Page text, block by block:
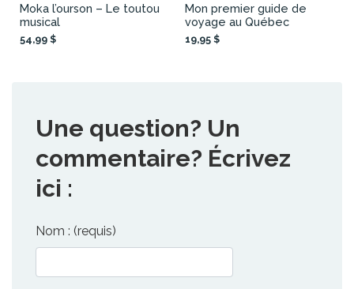
Moka l’ourson – Le toutou
musical
54,99 $
Mon premier guide de
voyage au Québec
19,95 $
Une question? Un
commentaire? Écrivez
ici :
Nom : (requis)